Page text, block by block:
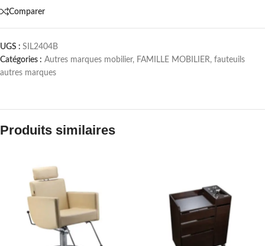
Comparer
UGS : SIL2404B
Catégories : Autres marques mobilier, FAMILLE MOBILIER, fauteuils
autres marques
Produits similaires